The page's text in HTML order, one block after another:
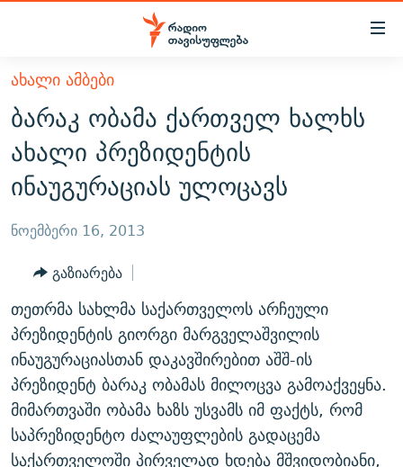
Accessibility
მთავარ
შინაარსზე
დაბრუნება
მთავარ
ნავიგაციაზე
დაბრუნება
ძიებაზე
ᲐᲮᲐᲚᲘ ᲐᲛᲑᲔᲑᲘ
ᲗᲔᲛᲔᲑᲘ
ᲞᲝᲚᲘᲢᲘᲙᲐ
ᲔᲙᲝᲜᲝᲛᲘᲙᲐ
ᲡᲐᲖᲝᲒᲐᲓᲝᲔᲑᲐ
ᲕᲘᲓᲔᲝ
ᲑᲚᲝᲒᲔᲑᲘ
ᲞᲝᲓᲙᲐᲡᲢᲔᲑᲘ
60 ᲓᲔᲪᲘᲑᲔᲚᲘ
ᲒᲐᲜᲙᲘᲗᲮᲕᲘᲡ ᲓᲦᲔ
ᲓᲘᲚᲘᲡ ᲡᲐᲣᲑᲠᲔᲑᲘ
ᲛᲝᲚᲐᲞᲐᲠᲐᲙᲔ ᲢᲔᲥᲡᲢᲔᲑᲘ
ᲨᲘᲜ - ᲣᲪᲮᲝᲔᲗᲨᲘ
ᲤᲔᲜᲝᲕᲐᲜᲘ - 2.10
ᲗᲥᲕᲔᲜᲘ ᲞᲣᲑᲚᲘᲙᲐᲪᲘᲔᲑᲘ
ᲞᲠᲝᲔᲥᲢᲔᲑᲘ
ᲣᲙᲠᲐᲘᲜᲐᲨᲘ ᲓᲐᲦᲣᲞᲣᲚᲘ ᲥᲐᲠᲗᲕᲔᲚᲘ ᲛᲔᲑᲠᲫᲝᲚᲔᲑᲘ - 2022
ᲓᲐᲛᲝᲣᲙᲘᲓᲔᲑᲚᲝᲑᲘᲡ 100 ᲬᲔᲚᲘ
ᲩᲔᲛᲘ ᲡᲘᲙᲕᲓᲘᲚᲘᲡ ᲛᲘᲖᲔᲖᲘᲐ COVID-19
11 ᲬᲔᲚᲘ - 11 ᲐᲛᲑᲐᲕᲘ
ЭХО КАВКАЗА
ᲒᲐᲛᲝᲘᲬᲔᲠᲔ
ᲐᲮᲐᲚᲘ ᲐᲛᲑᲔᲑᲘ
ბარაკ ობამა ქართველ ხალხს
ახალი პრეზიდენტის
ინაუგურაციას ულოცავს
ნოემბერი 16, 2013
გაზიარება
თეთრმა სახლმა საქართველოს არჩეული
პრეზიდენტის გიორგი მარგველაშვილის
ინაუგურაციასთან დაკავშირებით აშშ-ის
პრეზიდენტ ბარაკ ობამას მილოცვა გამოაქვეყნა.
მიმართვაში ობამა ხაზს უსვამს იმ ფაქტს, რომ
საპრეზიდენტო ძალაუფლების გადაცემა
საქართველოში პირველად ხდება მშვიდობიანი,